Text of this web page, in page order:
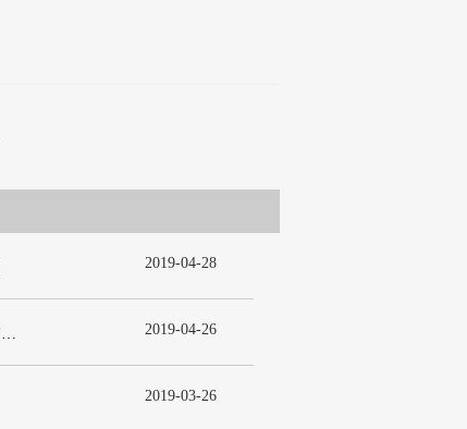
2019-04-28
2019-04-26
2019-03-26